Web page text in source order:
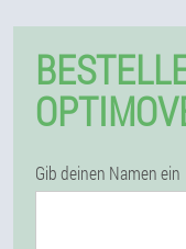
Gib deinen Namen ein